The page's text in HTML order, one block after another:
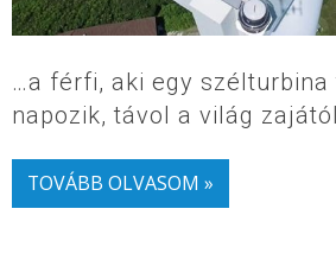
…a férfi, aki egy szélturbina
napozik, távol a világ
TOVÁBB OLVASOM »